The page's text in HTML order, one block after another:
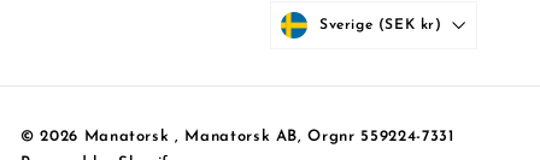
Sverige (SEK kr)
© 2026 Manatorsk , Manatorsk AB, Orgnr 559224-7331